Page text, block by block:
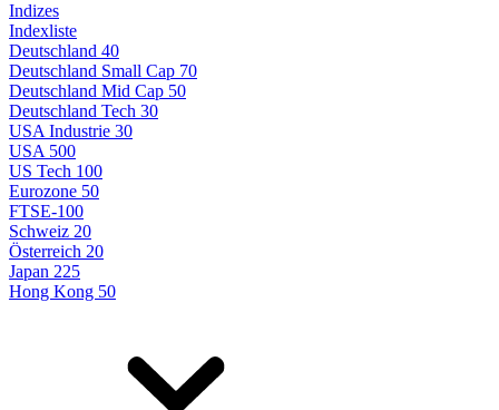
Indizes
Indexliste
Deutschland 40
Deutschland Small Cap 70
Deutschland Mid Cap 50
Deutschland Tech 30
USA Industrie 30
USA 500
US Tech 100
Eurozone 50
FTSE-100
Schweiz 20
Österreich 20
Japan 225
Hong Kong 50